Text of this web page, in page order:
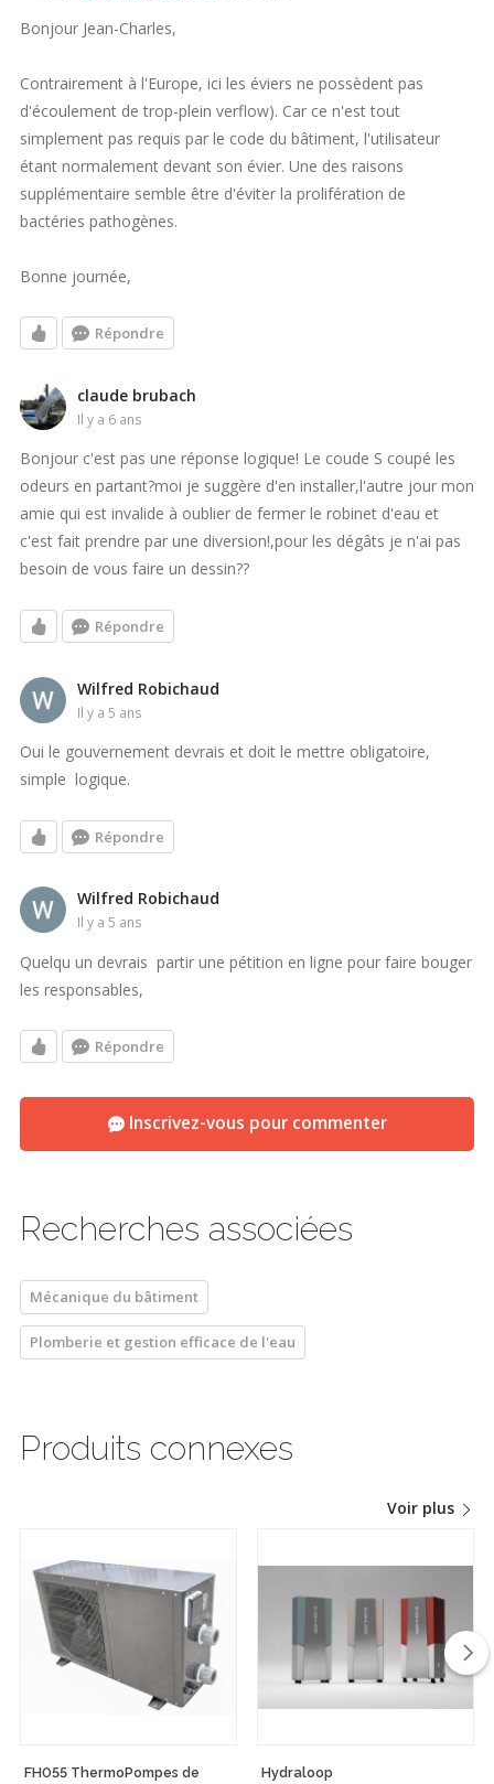
Bonjour Jean-Charles,
Contrairement à l'Europe, ici les éviers ne possèdent pas
d'écoulement de trop-plein verflow). Car ce n'est tout
simplement pas requis par le code du bâtiment, l'utilisateur
étant normalement devant son évier. Une des raisons
supplémentaire semble être d'éviter la prolifération de
bactéries pathogènes.
Bonne journée,
Répondre
claude brubach
il y a 6 ans
Bonjour c'est pas une réponse logique! Le coude S coupé les
odeurs en partant?moi je suggère d'en installer,l'autre jour mon
amie qui est invalide à oublier de fermer le robinet d'eau et
c'est fait prendre par une diversion!,pour les dégâts je n'ai pas
besoin de vous faire un dessin??
Répondre
Wilfred Robichaud
il y a 5 ans
Oui le gouvernement devrais et doit le mettre obligatoire,
simple logique.
Répondre
Wilfred Robichaud
il y a 5 ans
Quelqu un devrais partir une pétition en ligne pour faire bouger
les responsables,
Répondre
Inscrivez-vous pour commenter
Recherches associées
Mécanique du bâtiment
Plomberie et gestion efficace de l'eau
Produits connexes
Voir plus
FH055 ThermoPompes de Hydraloop